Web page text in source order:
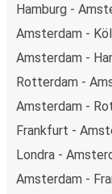
Hamburg -
Amsterdam -
Amsterdam -
Rotterdam -
Amsterdam -
Frankfurt -
Londra -
Amsterdam -